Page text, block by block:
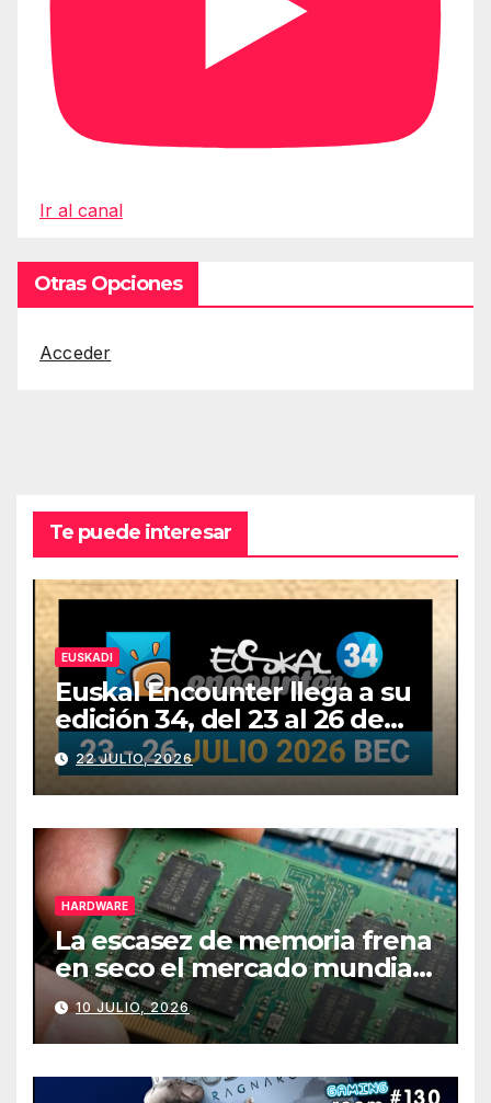
Ir al canal
Otras Opciones
Acceder
Te puede interesar
EUSKADI
Euskal Encounter llega a su
edición 34, del 23 al 26 de
julio
22 JULIO, 2026
HARDWARE
La escasez de memoria frena
en seco el mercado mundial
de PCs
10 JULIO, 2026